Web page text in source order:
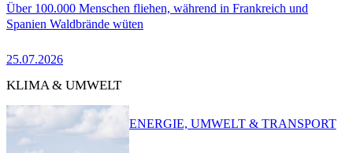
Über 100.000 Menschen fliehen, während in Frankreich und
Spanien Waldbrände wüten
25.07.2026
KLIMA & UMWELT
ENERGIE, UMWELT & TRANSPORT